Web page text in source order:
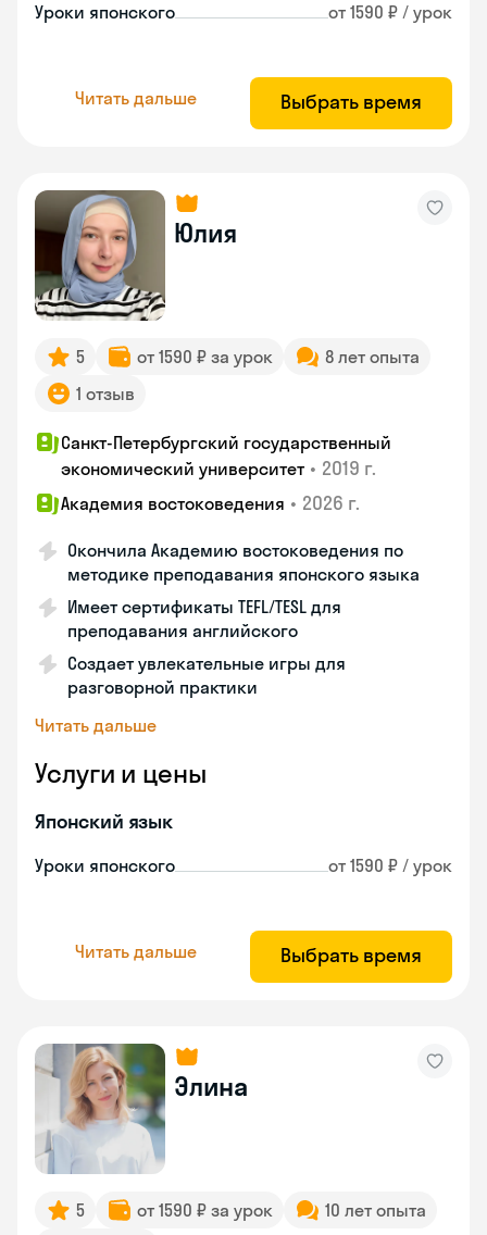
Уроки японского от 1590 ₽ / урок
Читать дальше Выбрать время
Юлия
5 от 1590 ₽ за урок
8 лет опыта
1 отзыв
Санкт-Петербургский государственный
экономический университет • 2019 г.
Академия востоковедения • 2026 г.
Окончила Академию востоковедения по
методике преподавания японского языка
Имеет сертификаты TEFL/TESL для
преподавания английского
Создает увлекательные игры для
разговорной практики
Читать дальше
Услуги и цены
Японский язык
Уроки японского от 1590 ₽ / урок
Читать дальше Выбрать время
Элина
5 от 1590 ₽ за урок
10 лет опыта